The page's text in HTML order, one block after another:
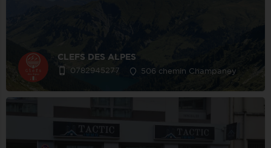
CLEFS DES ALPES
0782945277 506 chemin Champaney